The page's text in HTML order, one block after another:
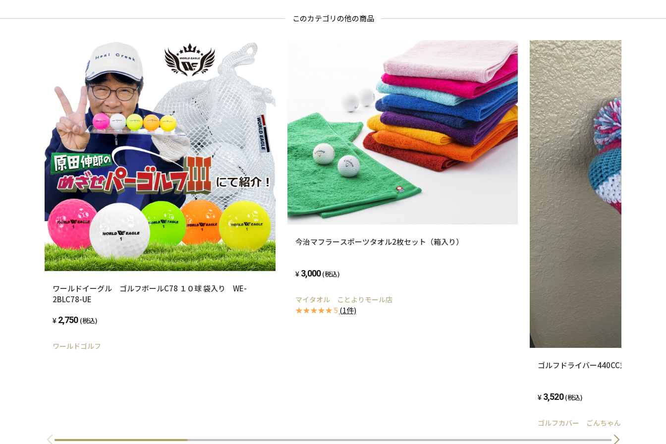
このカテゴリの他の商品
ワールドイーグル ゴルフボールC78 １０球 袋入り WE-
2BLC78-UE
2,750 (税込)
ワールドゴルフ
今治マフラースポーツタオル2枚セット（箱入り）
3,000 (税込)
マイタオル ことよりモール店
★★★★★ 5 (1件)
ゴルフドライバー440CC対応(ハンド
3,520 (税込)
ゴルフカバー ごんちゃん